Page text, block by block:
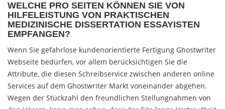
WELCHE PRO SEITEN KÖNNEN SIE VON
HILFELEISTUNG VON PRAKTISCHEN
MEDIZINISCHE DISSERTATION ESSAYISTEN
EMPFANGEN?
Wenn Sie gefahrlose kundenorientierte Fertigung Ghostwriter
Webseite bedürfen, vor allem berücksichtigen Sie die
Attribute, die diesen Schreibservice zwischen anderen online
Services auf dem Ghostwriter Markt voneinander abgehen.
Wegen der Stückzahl den freundlichen Stellungnahmen von